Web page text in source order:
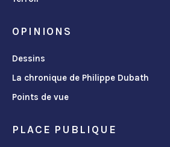
OPINIONS
Dessins
La chronique de Philippe Dubath
Points de vue
PLACE PUBLIQUE